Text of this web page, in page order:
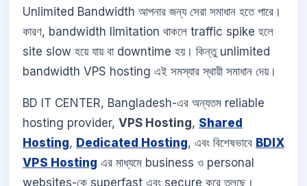
Unlimited Bandwidth আপনার জন্য সেরা সমাধান হতে পারে।
কারণ, bandwidth limitation থাকলে traffic spike হলে
site slow হয়ে যায় বা downtime হয়। কিন্তু unlimited
bandwidth VPS hosting এই সমস্যার স্থায়ী সমাধান দেয়।
BD IT CENTER, Bangladesh-এর অন্যতম reliable
hosting provider, VPS Hosting, Shared
Hosting, Dedicated Hosting, এবং বিশেষভাবে BDIX
VPS Hosting এর মাধ্যমে business ও personal
websites-কে superfast এবং secure করে তুলছে।